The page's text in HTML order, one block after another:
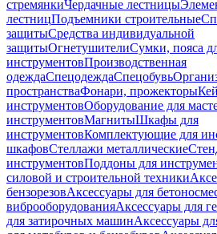
стремянкиЧердачные лестницы
лестницПодъемники строительные
защитыСредства индивидуальной
защитыОгнетушителиСумки, пояса
инструментовПроизводственная
одеждаСпецодеждаСпецобувь
пространстваФонари, прожекторы
инструментовОборудование для
инструментовМагнитыШкафы для
инструментовКомплектующие для
шкафовСтеллажи металлические
инструментовПоддоны для
силовой и строительной техники
бензорезовАксессуары для
виброоборудованияАксессуары для
для затирочных машинАксессуары